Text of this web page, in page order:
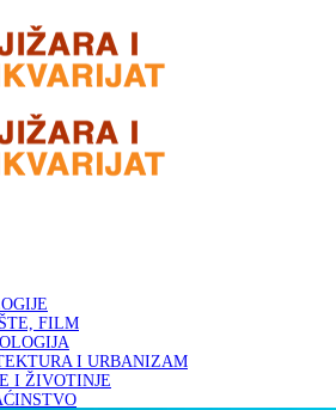
FILM
I URBANIZAM
I ŽIVOTINJE